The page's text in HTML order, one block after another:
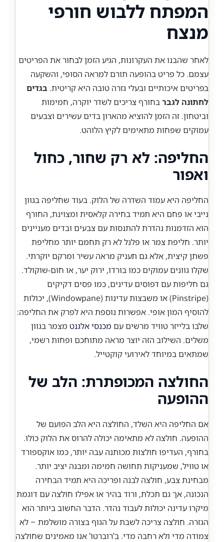
המפתח ללבוש חורפי
מנצח
לאחר שהבנו את העקרונות, הגיע הזמן לבחור את הפריטים
עצמם. כל פריט בהופעה תורם למראה הסופי, והשקעה
בפריטים איכותיים ובעלי גזרה טובה היא קריטית. בגדים
לחתונה לגברבחורף צריכים לשדר יוקרה, חמימות
וביטחון. זה הזמן להוציא מהארון בדים עשירים וצבעים
עמוקים שפחות מתאימים לקיץ הלוהט.
החליפה: לא רק שחור, כחול
ואפור
החליפה היא עמוד השדרה של הלוק. בעוד שחליפה בגוון
נייבי או פחם היא תמיד בחירה קלאסית ומצוינת, החורף
הוא הזדמנות נהדרת להתנסות עם צבעים ובדים מעניינים
יותר. חליפת צמר או פלנל לא רק תחמם יותר מחליפת
פשתן קיצית, אלא גם תעניק מראה עשיר ומרקם יוקרתי.
שקלו גוונים עמוקים כמו בורדו, ירוק יער, או חום-שוקולד.
גם חליפות עם דפוסים עדינים, כמו פסים דקיקים
(Pinstripe) או משבצות עדינות (Windowpane), יכולות
להוסיף המון אופי. אפשרות נוספת היא לפרק את החליפה:
שלבו בלייזר טוויד מרשים עם מכנסי אלגנט מצמר בגוון
משלים. השילוב הזה יוצר מראה מתוחכם ופחות רשמי,
שמתאים במיוחד לאירועי קוקטייל.
החולצה המכופתרת: הלב של
ההופעה
אם החליפה היא השלד, החולצה היא הלב הפועם של
ההופעה. חולצה לא מתאימה יכולה להרוס את הלוק כולו.
בחורף, העדיפו חולצות מכותנה עבה יותר, כמו אוקספורד
או טוויל, שמעניקות תחושה חמימה ומבנה יציב יותר.
מבחינת צבע, חולצה לבנה ופריכה היא תמיד הבחירה
הנכונה, אך גם תכלת, ורוד בהיר או אפילו חולצה עם דוגמת
מיקרו עדינה יכולות לעבוד נהדר. הדבר החשוב ביותר הוא
הגזרה. חולצה צריכה לשבת על הגוף בצורה מושלמת – לא
צמודה מדי ולא רחבה מדי. ב’רוברטו’ אנו מאמינים שחולצה